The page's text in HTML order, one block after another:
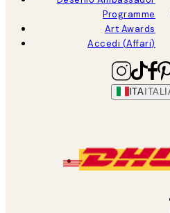
Programme
Art Awards
Accedi (Affari)
ITA